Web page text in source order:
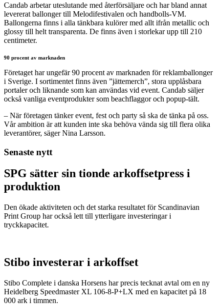
Candab arbetar uteslutande med återförsäljare och har bland annat
levererat ballonger till Melodifestivalen och handbolls-VM.
Ballongerna finns i alla tänkbara kulörer med allt ifrån metallic och
glossy till helt transparenta. De finns även i storlekar upp till 210
centimeter.
90 procent av marknaden
Företaget har ungefär 90 procent av marknaden för reklamballonger
i Sverige. I sortimentet finns även ”jättemerch”, stora upplåsbara
portaler och liknande som kan användas vid event. Candab säljer
också vanliga eventprodukter som beachflaggor och popup-tält.
– När företagen tänker event, fest och party så ska de tänka på oss.
Vår ambition är att kunden inte ska behöva vända sig till flera olika
leverantörer, säger Nina Larsson.
Senaste nytt
SPG sätter sin tionde arkoffsetpress i
produktion
Den ökade aktiviteten och det starka resultatet för Scandinavian
Print Group har också lett till ytterligare investeringar i
tryckkapacitet.
Stibo investerar i arkoffset
Stibo Complete i danska Horsens har precis tecknat avtal om en ny
Heidelberg Speedmaster XL 106-8-P+LX med en kapacitet på 18
000 ark i timmen.